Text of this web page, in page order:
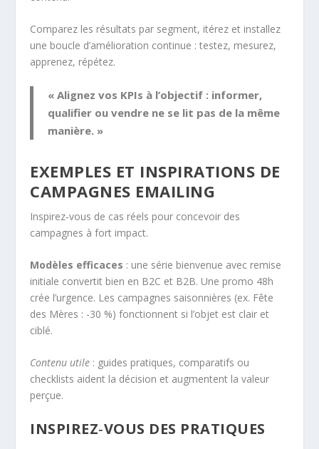
Comparez les résultats par segment, itérez et installez
une boucle d’amélioration continue : testez, mesurez,
apprenez, répétez.
« Alignez vos KPIs à l’objectif : informer,
qualifier ou vendre ne se lit pas de la même
manière. »
EXEMPLES ET INSPIRATIONS DE
CAMPAGNES EMAILING
Inspirez‑vous de cas réels pour concevoir des
campagnes à fort impact.
Modèles efficaces : une série bienvenue avec remise
initiale convertit bien en B2C et B2B. Une promo 48h
crée l’urgence. Les campagnes saisonnières (ex. Fête
des Mères : -30 %) fonctionnent si l’objet est clair et
ciblé.
Contenu utile : guides pratiques, comparatifs ou
checklists aident la décision et augmentent la valeur
perçue.
INSPIREZ‑VOUS DES PRATIQUES